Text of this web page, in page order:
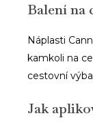
Balení na
Náplasti
kamkoli na
cestovní
Jak